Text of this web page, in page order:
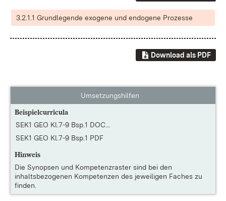
3.2.1.1 Grundlegende exogene und endogene Prozesse
Download als PDF
Umsetzungshilfen
Beispielcurricula
SEK1 GEO Kl.7-9 Bsp.1 DOC...
SEK1 GEO Kl.7-9 Bsp.1 PDF
Hinweis
Die Synopsen und Kompetenzraster sind bei den
inhaltsbezogenen Kompetenzen des jeweiligen Faches zu
finden.